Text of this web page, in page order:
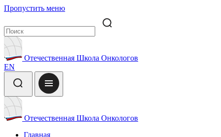
Пропустить меню
Отечественная Школа Онкологов
EN
Отечественная Школа Онкологов
Главная